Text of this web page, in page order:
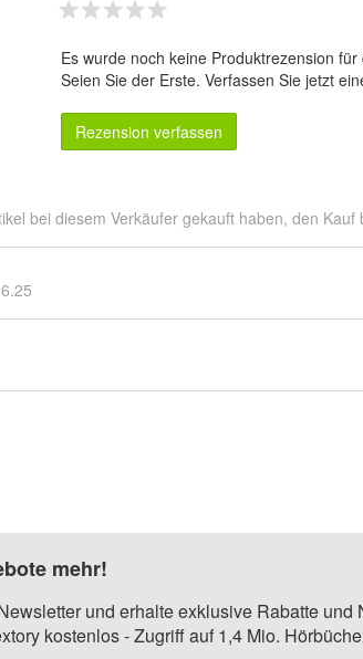
Es wurde noch keine Produktrezension
Seien Sie der Erste. Verfassen Sie jetzt
Rezension verfassen
bei diesem Verkäufer gekauft haben, den Kauf
mehr!
und erhalte exklusive Rabatte und
kostenlos - Zugriff auf 1,4 Mio.